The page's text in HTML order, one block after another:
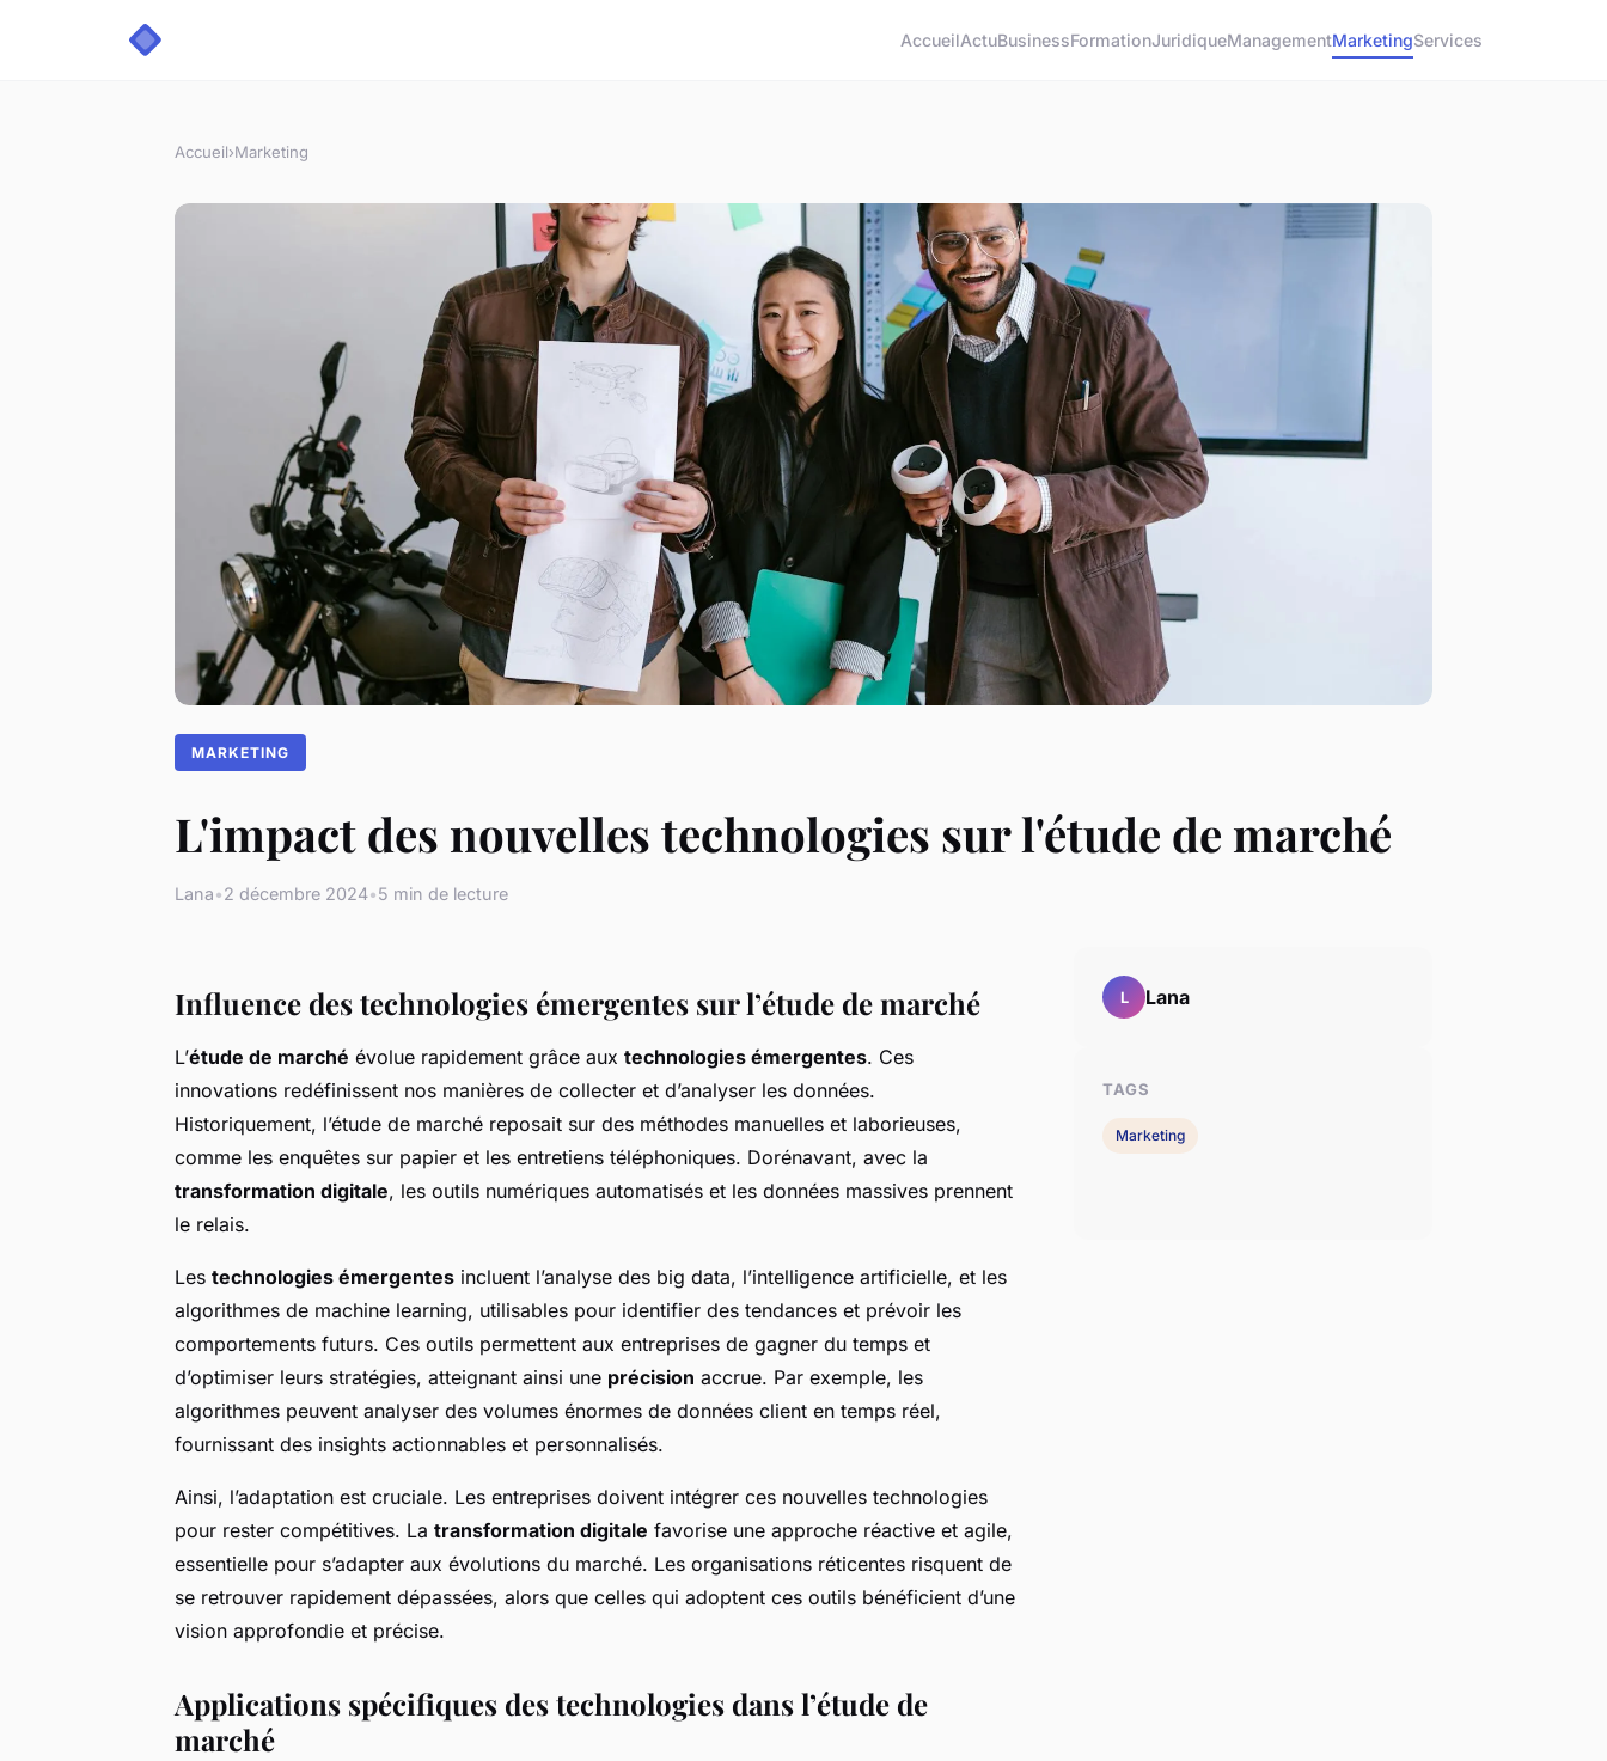
AccueilActuBusinessFormationJuridiqueManagementMarketingServices
Accueil›Marketing
MARKETING
L'impact des nouvelles technologies sur l'étude de marché
Lana•2 décembre 2024•5 min de lecture
Influence des technologies émergentes sur l’étude de marché
L’étude de marché évolue rapidement grâce aux technologies émergentes. Ces
innovations redéfinissent nos manières de collecter et d’analyser les données.
Historiquement, l’étude de marché reposait sur des méthodes manuelles et laborieuses,
comme les enquêtes sur papier et les entretiens téléphoniques. Dorénavant, avec la
transformation digitale, les outils numériques automatisés et les données massives prennent
le relais.
Les technologies émergentes incluent l’analyse des big data, l’intelligence artificielle, et les
algorithmes de machine learning, utilisables pour identifier des tendances et prévoir les
comportements futurs. Ces outils permettent aux entreprises de gagner du temps et
d’optimiser leurs stratégies, atteignant ainsi une précision accrue. Par exemple, les
algorithmes peuvent analyser des volumes énormes de données client en temps réel,
fournissant des insights actionnables et personnalisés.
Ainsi, l’adaptation est cruciale. Les entreprises doivent intégrer ces nouvelles technologies
pour rester compétitives. La transformation digitale favorise une approche réactive et agile,
essentielle pour s’adapter aux évolutions du marché. Les organisations réticentes risquent de
se retrouver rapidement dépassées, alors que celles qui adoptent ces outils bénéficient d’une
vision approfondie et précise.
Applications spécifiques des technologies dans l’étude de
marché
L Lana
TAGS
Marketing